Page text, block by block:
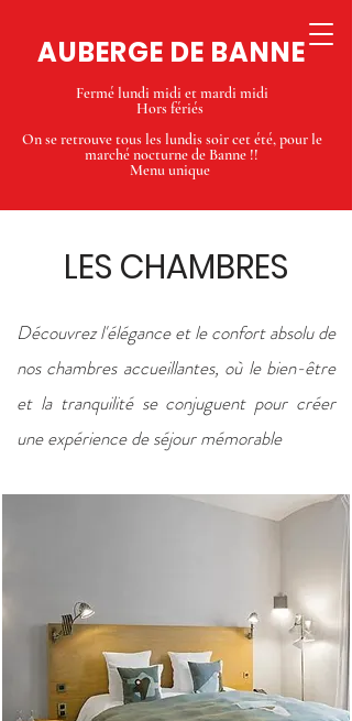
AUBERGE DE BANNE
Fermé lundi midi et mardi midi
Hors fériés
On se retrouve tous les lundis soir cet été, pour le
marché nocturne de Banne !!
Menu unique
LES CHAMBRES
Découvrez l'élégance et le confort absolu de
nos chambres accueillantes, où le bien-être
et la tranquilité se conjuguent pour créer
une expérience de séjour mémorable